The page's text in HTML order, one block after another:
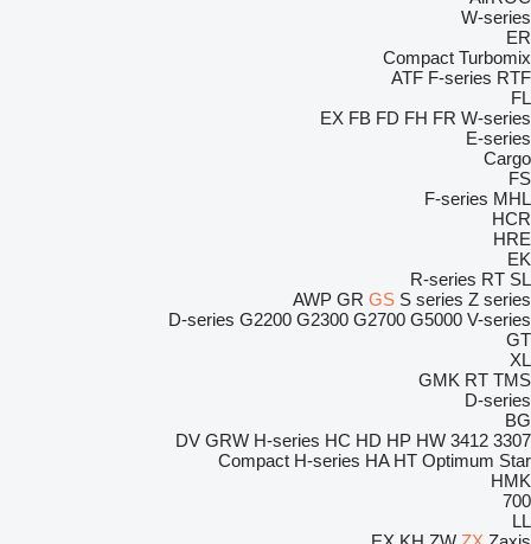
W-series
ER
Compact Turbomix
ATF F-series RTF
FL
EX FB FD FH FR W-series
E-series
Cargo
FS
F-series MHL
HCR
HRE
EK
R-series RT SL
AWP GR GS S series Z series
D-series G2200 G2300 G2700 G5000 V-series
GT
XL
GMK RT TMS
D-series
BG
3307
3412
DV GRW H-series HC HD HP HW
Compact H-series HA HT Optimum Star
HMK
700
LL